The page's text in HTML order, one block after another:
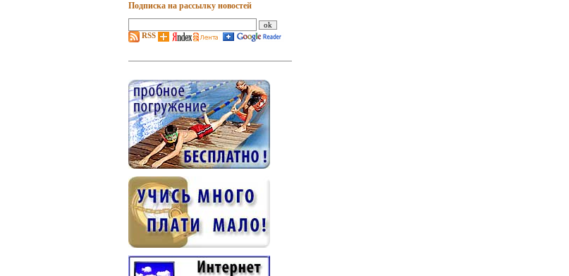
Подписка на рассылку новостей
RSS